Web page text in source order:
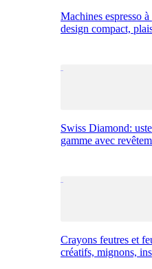
Machines espresso
design compact,
Swiss Diamond:
gamme avec
Crayons feutres et
créatifs, mignons,